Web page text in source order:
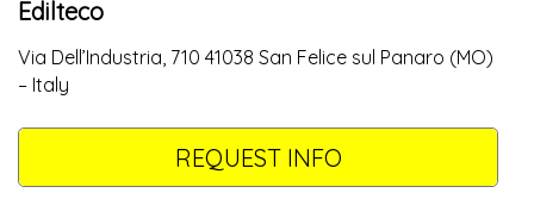
Edilteco
Via Dell’Industria, 710 41038 San Felice sul Panaro (MO)
– Italy
REQUEST INFO